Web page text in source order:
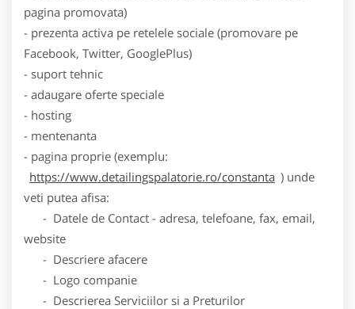
pagina promovata)
- prezenta activa pe retelele sociale (promovare pe
Facebook, Twitter, GooglePlus)
- suport tehnic
- adaugare oferte speciale
- hosting
- mentenanta
- pagina proprie (exemplu:
https://www.detailingspalatorie.ro/constanta ) unde
veti putea afisa:
- Datele de Contact - adresa, telefoane, fax, email,
website
- Descriere afacere
- Logo companie
- Descrierea Serviciilor si a Preturilor